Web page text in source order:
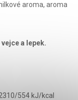
aroma, aroma
a lepek.
554 kJ/kcal